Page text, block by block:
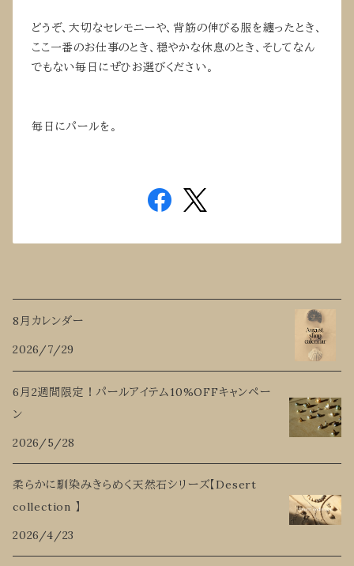
どうぞ、大切なセレモニーや、背筋の伸びる服を纏ったとき、
ここ一番のお仕事のとき、穏やかな休息のとき、そしてなん
でもない毎日にぜひお選びください。
毎日にパールを。
8月カレンダー
2026/7/29
6月2週間限定！パールアイテム10%OFFキャンペー
ン
2026/5/28
柔らかに馴染みきらめく天然石シリーズ【Desert
collection 】
2026/4/23